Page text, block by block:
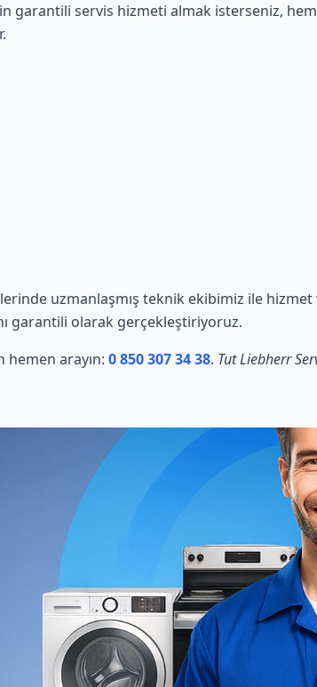
garantili servis hizmeti almak isterseniz,
uzmanlaşmış teknik ekibimiz ile
garantili olarak gerçekleştiriyoruz.
hemen arayın: 0 850 307 34 38. Tut Liebherr